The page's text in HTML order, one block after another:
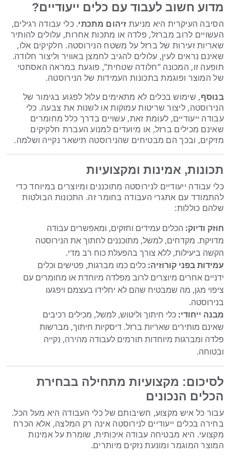
מדוע חשוב לעבוד עם כלים ייעודיים?
הסיבה העיקרית היא מניעת זיהום מתכתי. כלי עבודה רגילים,
העשויים לרוב מברזל, פלדה או מתכות אחרות, עלולים להותיר
שאריות זעירות של ברזל על משטח הנירוסטה. חלקיקים אלו,
שאינם נראים לעין, עלולים להגיב לחמצן באוויר וליצור חלודה.
תופעה זו, המכונה “חלודה שטחית”, פוגעת במראה האסתטי
של המוצר ופוגמת בתכונות העמידות של הנירוסטה.
בנוסף, שימוש בכלים לא מתאימים עלול לפגוע בגימור של
הנירוסטה, ליצור שריטות עמוקות או לשנות את צבעה. כלי
עבודה ייעודיים, לעומת זאת, עשויים בדרך כלל מחומרים
שאינם מכילים ברזל, או מיועדים למנוע העברת חלקיקים
מזיקים, ובכך הם מבטיחים שהנירוסטה תישאר נקייה ושלמה.
תכונות, אמינות ומקצועיות
כלי עבודה ייעודיים לנירוסטה מתוכננים ומיוצרים במיוחד כדי
להתמודד עם אתגרי העבודה בחומר זה. התכונות הבולטות
שלהם כוללות:
חוזק ודיוק:הכלים עמידים וחזקים, ומאפשרים עבודה
מדויקת. מקדחים, למשל, מתוכננים לחתוך את הנירוסטה
הקשה ביעילות, ללא צורך בהפעלת כוח רב מדי.
עמידות בפני קורוזיה:כלים כמו מברגות, פטישים וכלים
ידניים אחרים מיוצרים לרוב מפלדה מיוחדת או מחומרים עם
ציפוי מגן, מה שמבטיח שהם לא יחלידו בעצמם ויפגעו
בנירוסטה.
מבנה ייחודי:כלי חיתוך וליטוש, למשל, מכילים רכיבים
שאינם מותירים שאריות ברזל. דיסקיות חיתוך, מברשות
פלדה ומברגות מיוחדות תורמים לעבודה מהירה, נקייה
ובטוחה.
לסיכום: מקצועיות מתחילה בבחירת
הכלים הנכונים
עבור כל איש מקצוע, חשיבותם של כלי העבודה היא מעל הכל.
בחירה בכלים ייעודיים לנירוסטה אינה רק המלצה, אלא הכרח
מקצועי. היא מבטיחה עבודה איכותית, שומרת על אמינות
המוצר המוגמר ומונעת נזקים מיותרים.